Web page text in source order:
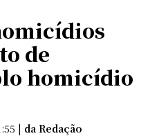
de
homicídio
| da Redação